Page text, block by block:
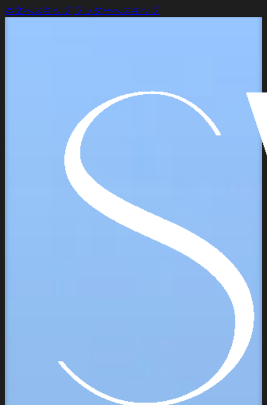
本文へスキップ フッターへスキップ